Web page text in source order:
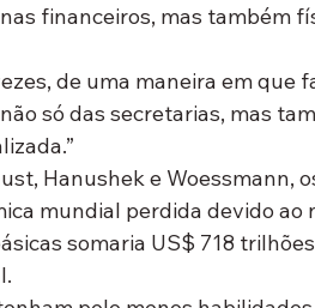
financeiros, mas também
de uma maneira em que
só das secretarias, mas
Hanushek e Woessmann,
mundial perdida devido ao
somaria US$ 718